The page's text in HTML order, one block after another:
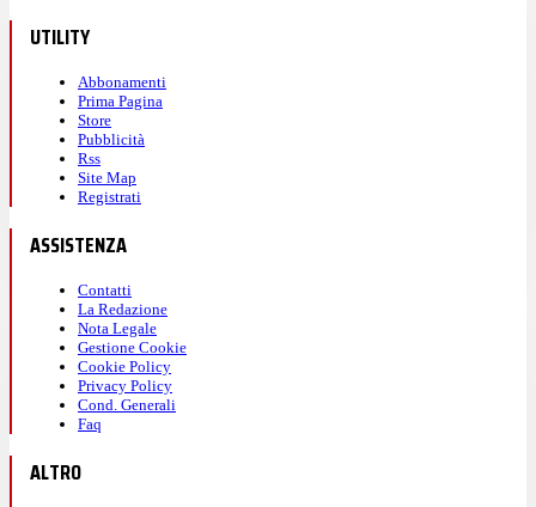
UTILITY
Abbonamenti
Prima Pagina
Store
Pubblicità
Rss
Site Map
Registrati
ASSISTENZA
Contatti
La Redazione
Nota Legale
Gestione Cookie
Cookie Policy
Privacy Policy
Cond. Generali
Faq
ALTRO